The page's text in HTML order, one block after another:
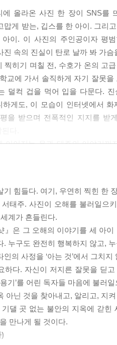
나를 보며 박온이 소리쳤다.
다! 네 처지가 아니라, 계속 남
으로 돌리니까 속이 시원하냐고!” ✦
에 올라온 사진 한 장이 SNS를
맙게 받는, 깁스를 한 아이. 그리
이. 이 사진의 주인공이자 평범
진 속의 진실이 탄로 날까 봐 가슴
찍히기 며칠 전, 수호가 온의 고
교에 가서 솔직하게 자기 잘못
덜컥 겁을 먹어 입을 다문다.
하게도, 이 모습이 인터넷에서
평을 받으며 전폭적인 지지를
이어지는 온과 태주의 이야기
지개가 담겨 있는 것처럼
수 없는 우리의 모습들
장만으로 그 사람에 관해 얼
넷에 올라온 사진에는 채 담기지
온의 물건을 훔친 도둑이자,
면서, 익명성 뒤에 숨어 악플로
가치관을 강요받고 엄마의
처음 세상에 공개되었을 당시 가
로 다른 얼굴은 그들을 끊임
. 고뇌하는 세 아이를 지켜보고
기 힘들다. 여기, 우연히 찍힌 한
태주. 사진이 오해를 불러일으
계가 흔들린다.
』은 그 오해의 이야기를 세 아
. 누구도 완전히 행복하지 않고,
인의 사정을 ‘아는 것’에서 그치
하다. 자신이 저지른 잘못을 딛
기’를 어린 독자들 마음에 불러
아닌 것을 찾아내고, 알리고, 지
댈 곳 없는 불안의 지옥에 갇
만나게 될 것이다.